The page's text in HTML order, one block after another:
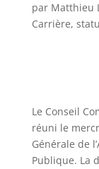
par Matthieu
Carrière,
Le Conseil
réuni le
Générale de
Publique. La